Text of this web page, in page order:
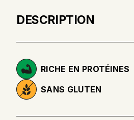
DESCRIPTION
RICHE EN PROTÉINES
SANS GLUTEN